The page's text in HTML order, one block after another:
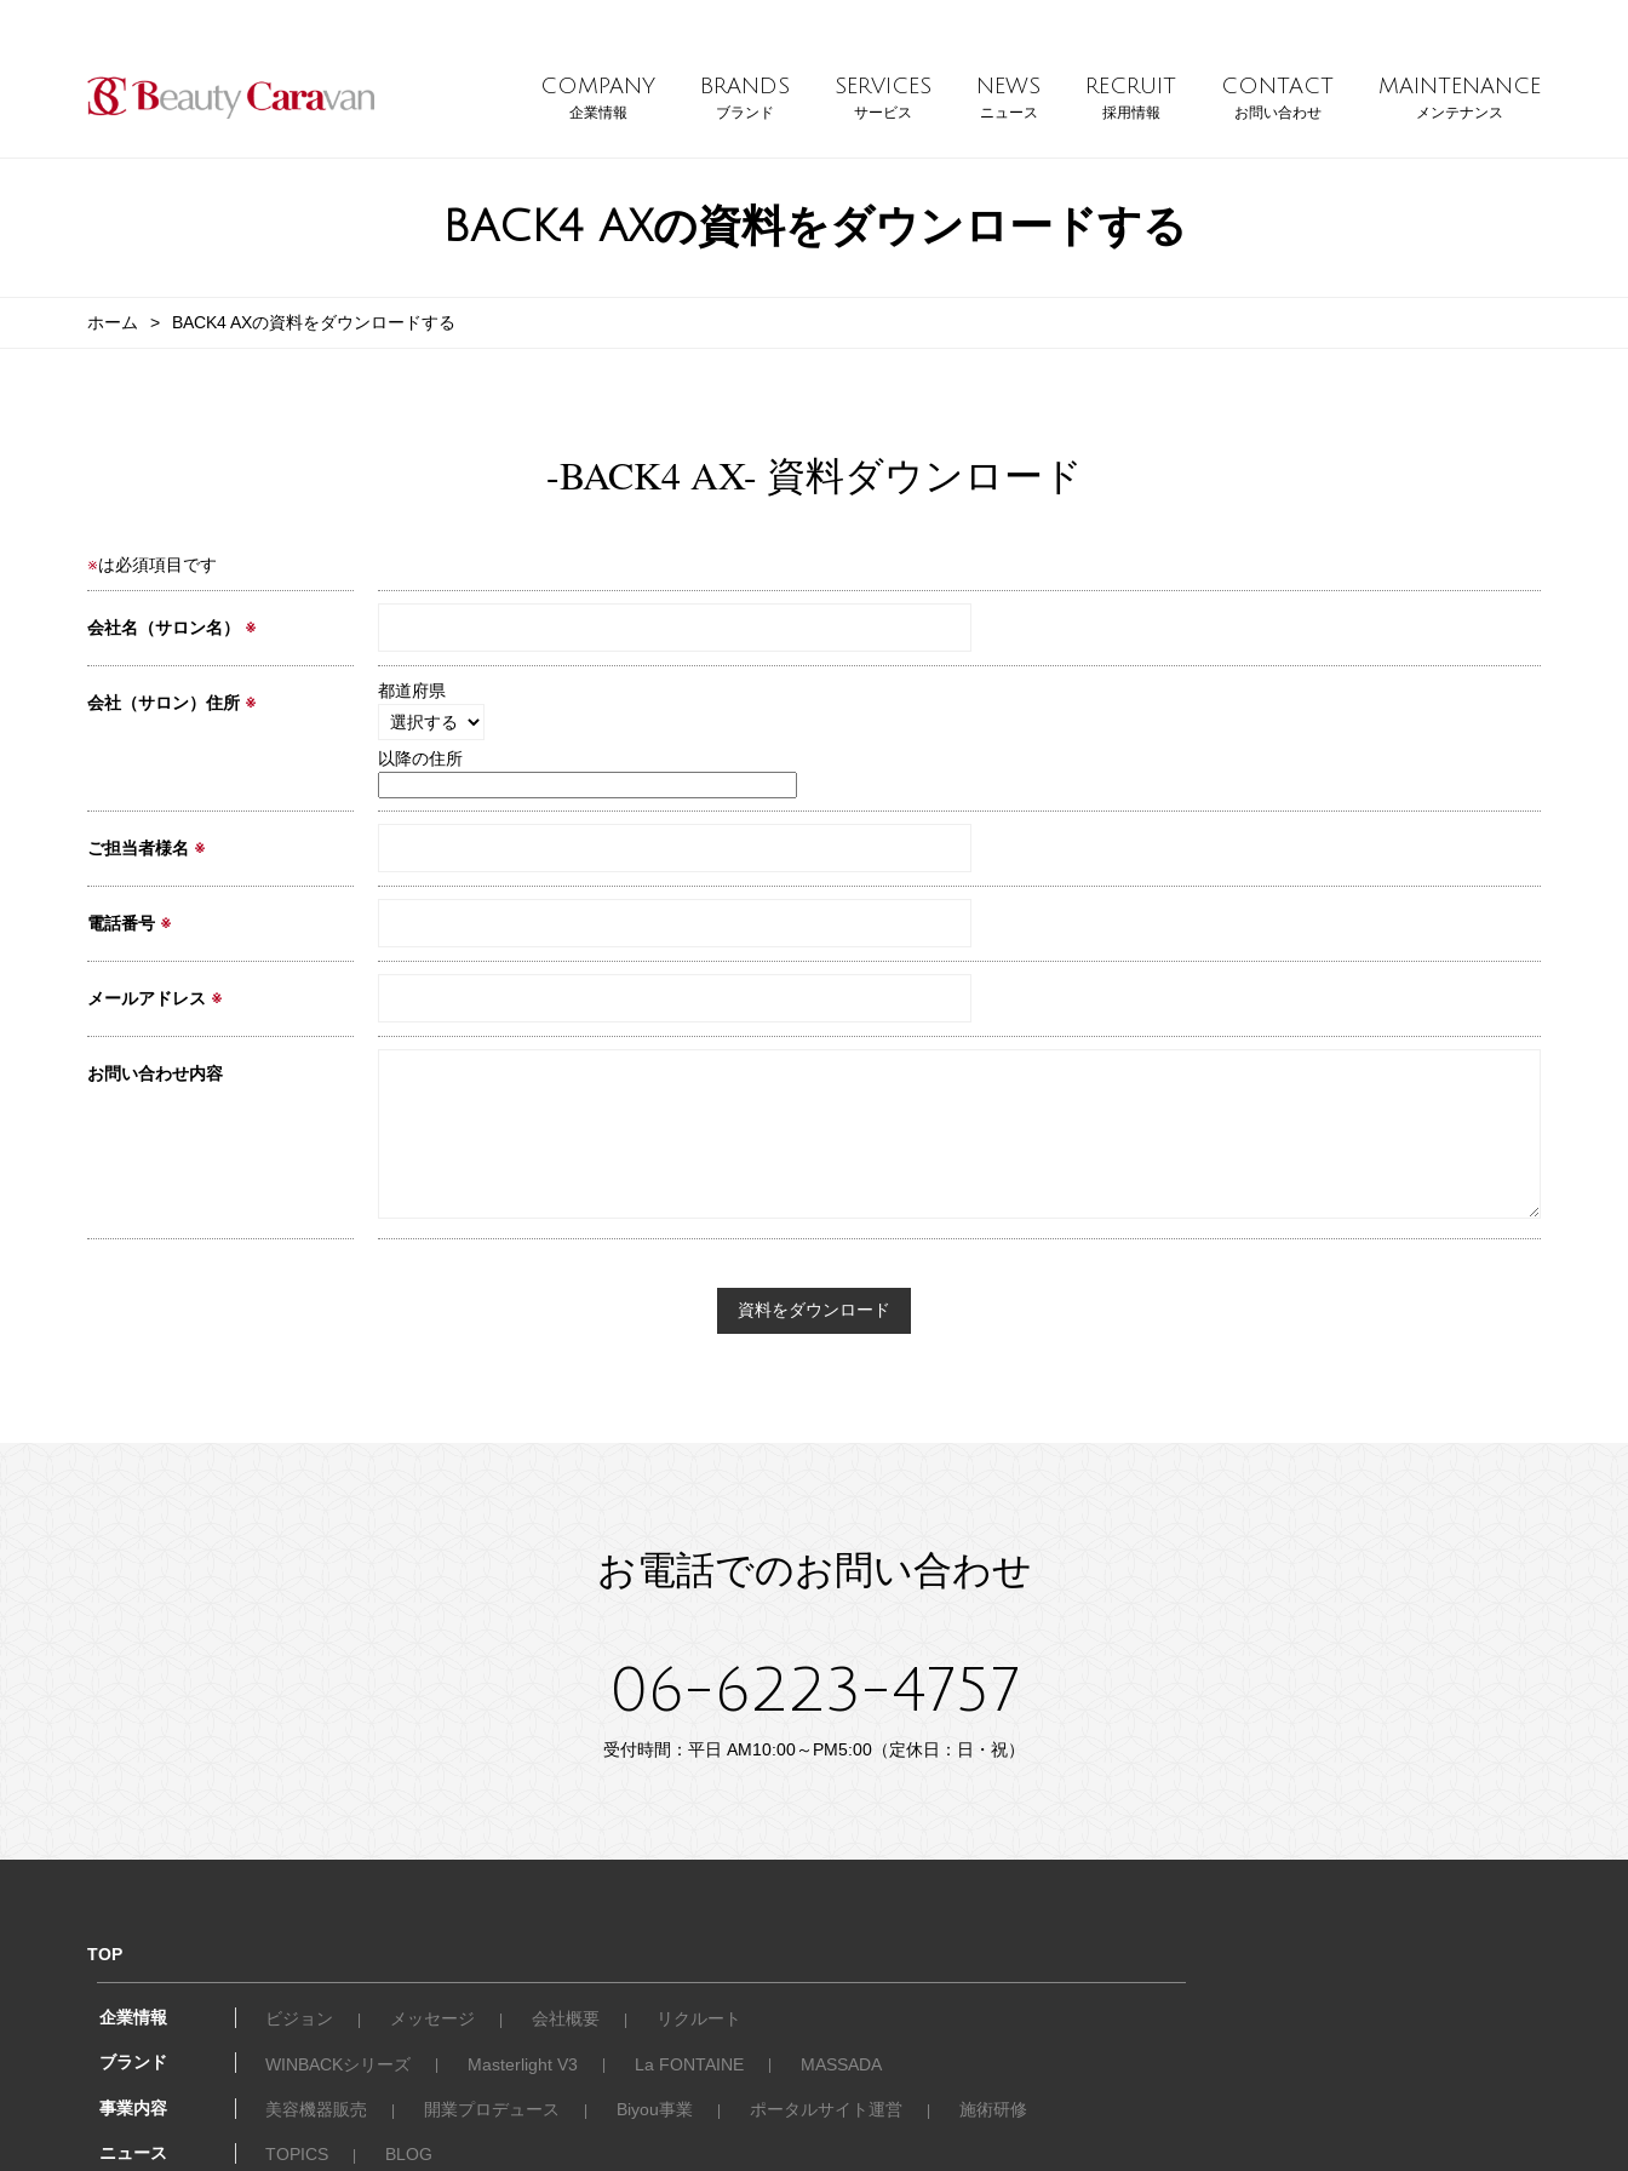
COMPANY
企業情報
BRANDS
ブランド
SERVICES
サービス
NEWS
ニュース
RECRUIT
採用情報
CONTACT
お問い合わせ
MAINTENANCE
メンテナンス
BACK4 AXの資料をダウンロードする
ホーム BACK4 AXの資料をダウンロードする
-BACK4 AX- 資料ダウンロード
※は必須項目です
会社名（サロン名） ※
会社（サロン）住所 ※
都道府県
以降の住所
ご担当者様名 ※
電話番号 ※
メールアドレス ※
お問い合わせ内容
お電話でのお問い合わせ
06-6223-4757
受付時間：平日 AM10:00～PM5:00（定休日：日・祝）
TOP
企業情報 ビジョン メッセージ 会社概要 リクルート
ブランド WINBACKシリーズ Masterlight V3 La FONTAINE MASSADA
事業内容 美容機器販売 開業プロデュース Biyou事業 ポータルサイト運営 施術研修
ニュース TOPICS BLOG